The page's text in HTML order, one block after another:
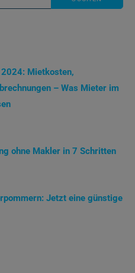
Mietkosten,
– Was Mieter im
ohne Makler in 7 Schritten
Jetzt eine günstige